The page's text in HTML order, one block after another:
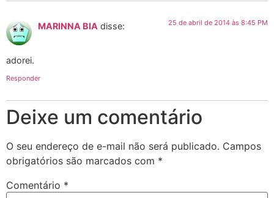
MARINNA BIA disse: 25 de abril de 2014 às 8:45 PM
adorei.
Responder
Deixe um comentário
O seu endereço de e-mail não será publicado. Campos
obrigatórios são marcados com *
Comentário *